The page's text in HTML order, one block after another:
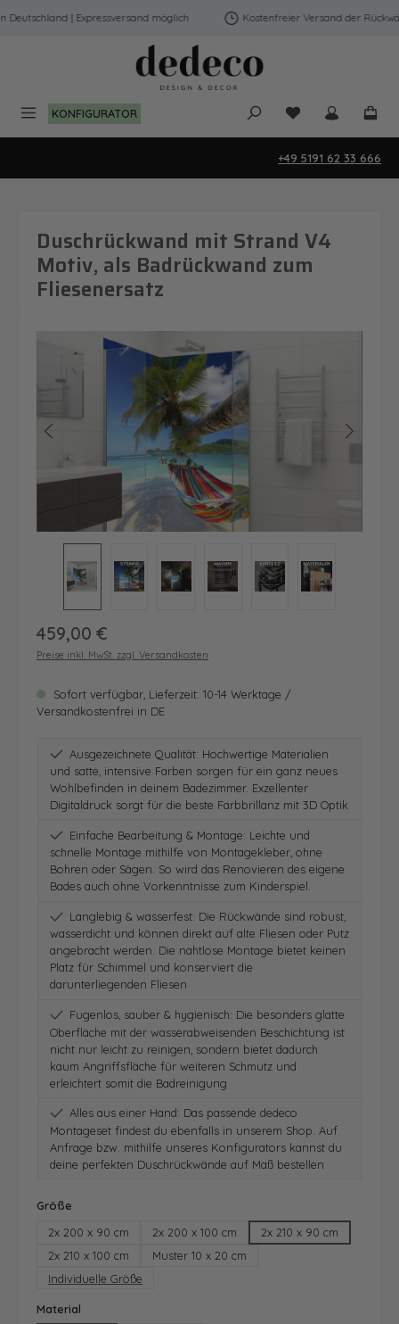
Zum Hauptinhalt springen
| Expressversand möglich Kostenfreier Versand der
KONFIGURATOR Du hast 0
+49 5191 62 33 666
Duschrückwand mit Strand V4
Motiv, als Badrückwand zum
Fliesenersatz
Bildergalerie überspringen
Regulärer Preis:
459,00 €
Preise inkl. MwSt. zzgl. Versandkosten
Sofort verfügbar, Lieferzeit: 10-14 Werktage /
Versandkostenfrei in DE
Ausgezeichnete Qualität: Hochwertige Materialien
und satte, intensive Farben sorgen für ein ganz neues
Wohlbefinden in deinem Badezimmer. Exzellenter
Digitaldruck sorgt für die beste Farbbrillanz mit 3D Optik
Einfache Bearbeitung & Montage: Leichte und
schnelle Montage mithilfe von Montagekleber, ohne
Bohren oder Sägen. So wird das Renovieren des eigene
Bades auch ohne Vorkenntnisse zum Kinderspiel.
Langlebig & wasserfest: Die Rückwände sind robust,
wasserdicht und können direkt auf alte Fliesen oder Putz
angebracht werden. Die nahtlose Montage bietet keinen
Platz für Schimmel und konserviert die
darunterliegenden Fliesen
Fugenlos, sauber & hygienisch: Die besonders glatte
Oberfläche mit der wasserabweisenden Beschichtung ist
nicht nur leicht zu reinigen, sondern bietet dadurch
kaum Angriffsfläche für weiteren Schmutz und
erleichtert somit die Badreinigung
Alles aus einer Hand: Das passende dedeco
Montageset findest du ebenfalls in unserem Shop. Auf
Anfrage bzw. mithilfe unseres Konfigurators kannst du
deine perfekten Duschrückwände auf Maß bestellen
Größe
2x 200 x 90 cm
2x 200 x 100 cm
2x 210 x 90 cm
2x 210 x 100 cm
Muster 10 x 20 cm
Individuelle Größe
Material